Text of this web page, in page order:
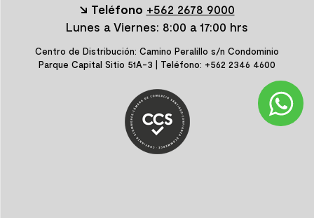
↘ Teléfono +562 2678 9000
Lunes a Viernes: 8:00 a 17:00 hrs
Centro de Distribución: Camino Peralillo s/n Condominio
Parque Capital Sitio 51A-3 | Teléfono: +562 2346 4600